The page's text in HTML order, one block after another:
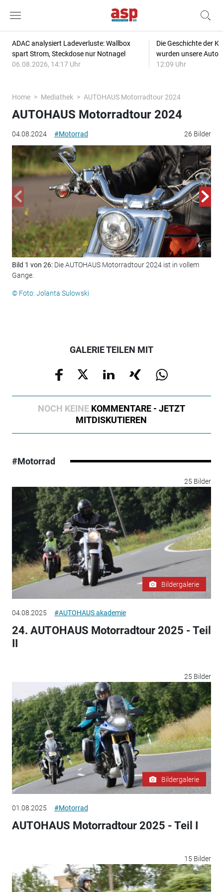
ADAC analysiert Ladeverluste: Wallbox
spart Strom, Steckdose nur Notnagel
06.08.2026, 14:17 Uhr
Die Geschichte der
wurden unsere
12:09 Uhr
Home Mediathek AUTOHAUS Motorradtour 2024
04.08.2024 #Motorrad 26 Bilder
AUTOHAUS Motorradtour 2024
Bild 1 von 26: Die AUTOHAUS Motorradtour 2024 ist in vollem
Gange.
© Foto: Jolanta Sulowski
GALERIE TEILEN MIT
NOCH KEINE KOMMENTARE - JETZT
MITDISKUTIEREN
#Motorrad
25 Bilder
Bildergalerie
04.08.2025 #AUTOHAUS akademie
24. AUTOHAUS Motorradtour 2025 - Teil
II
25 Bilder
Bildergalerie
01.08.2025 #Motorrad
AUTOHAUS Motorradtour 2025 - Teil I
15 Bilder